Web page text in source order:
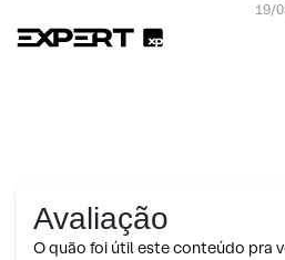
19/
Avaliação
O quão foi útil este conteúdo pra